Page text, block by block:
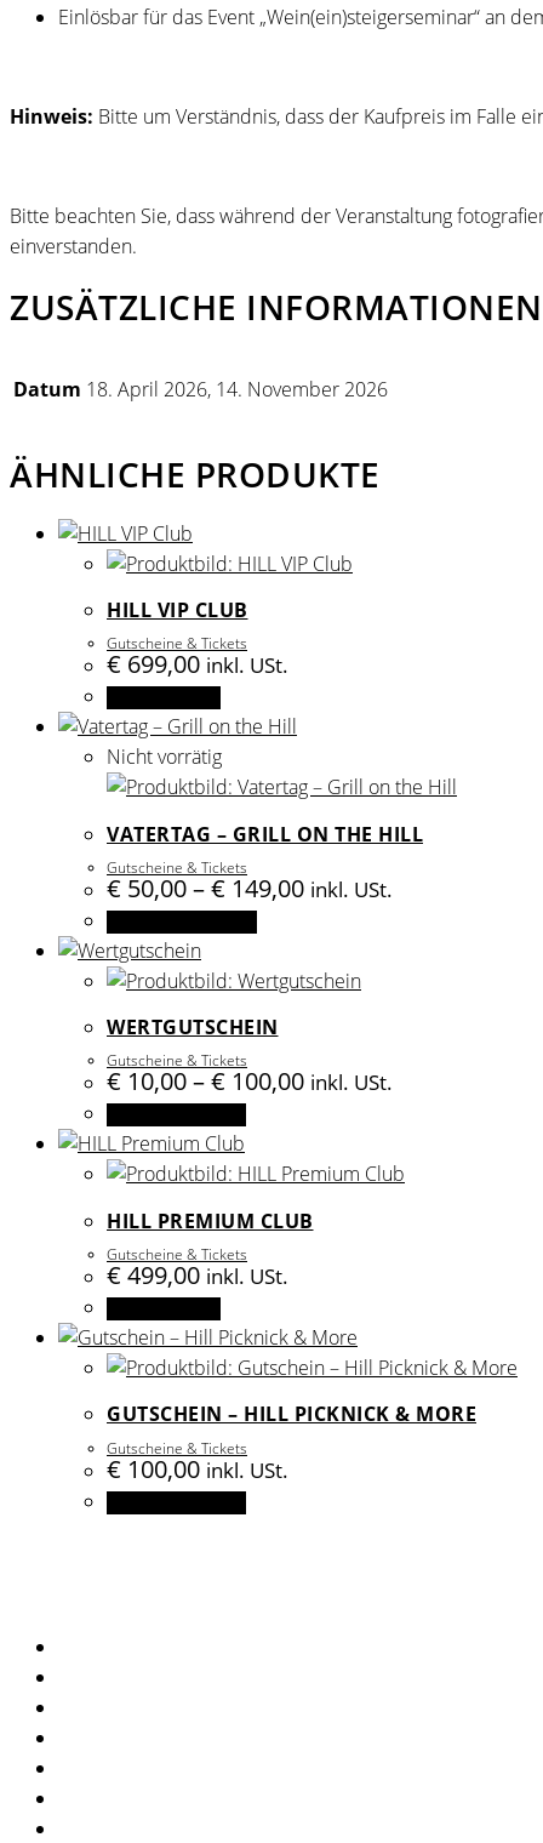
Einlösbar für das Event „Wein(ein)steigerseminar“ an
Hinweis: Bitte um Verständnis, dass der Kaufpreis im Falle
Bitte beachten Sie, dass während der Veranstaltung
einverstanden.
ZUSÄTZLICHE INFORMATIONEN
Datum 18. April 2026, 14. November 2026
ÄHNLICHE PRODUKTE
HILL VIP CLUB
Gutscheine & Tickets
€ 699,00 inkl. USt.
Nicht vorrätig
VATERTAG – GRILL ON THE HILL
Gutscheine & Tickets
€ 50,00–€ 149,00Preisspanne:
inkl. USt.
Dieses
weist
Varianten
auf.
Die
können
auf
der
gewählt
WERTGUTSCHEIN
Gutscheine & Tickets
€ 10,00–€ 100,00Preisspanne:
inkl. USt.
HILL PREMIUM CLUB
Gutscheine & Tickets
€499,00 inkl. USt.
GUTSCHEIN – HILL PICKNICK & MORE
Gutscheine & Tickets
€ 100,00 inkl. USt.